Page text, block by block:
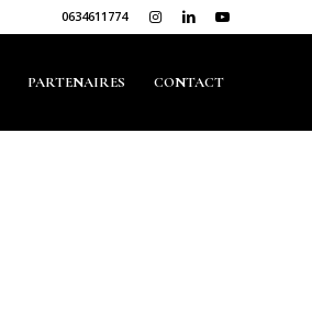
0634611774
PARTENAIRES CONTACT